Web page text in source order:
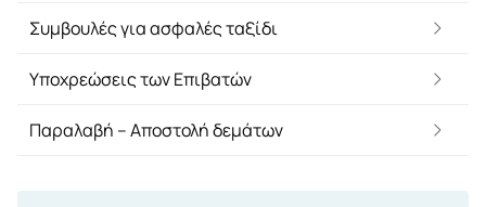
Συμβουλές για ασφαλές ταξίδι
Υποχρεώσεις των Επιβατών
Παραλαβή – Αποστολή δεμάτων